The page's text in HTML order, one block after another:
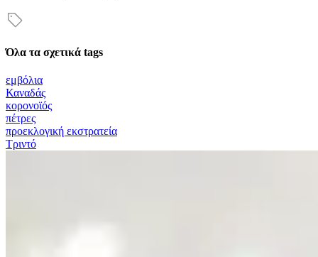
Όλα τα σχετικά tags
εμβόλια
Καναδάς
κορονοϊός
πέτρες
προεκλογική εκστρατεία
Τριντό